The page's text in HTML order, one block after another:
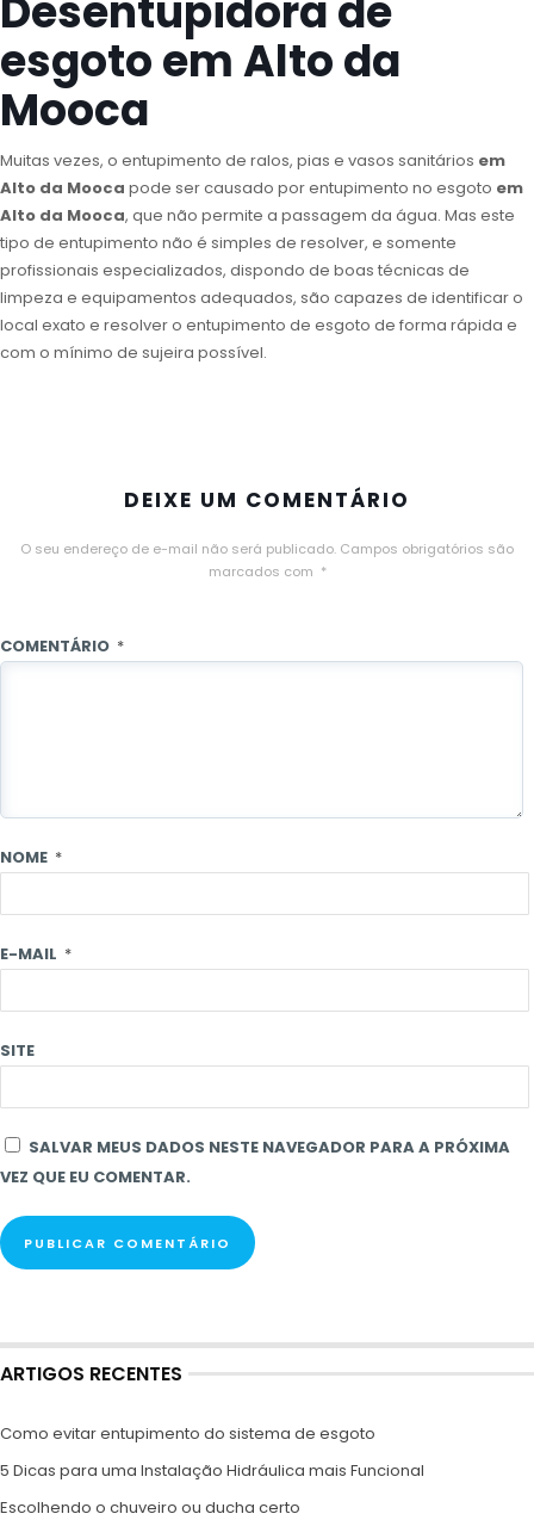
esgoto em Alto da
Mooca
Muitas vezes, o entupimento de ralos, pias e vasos sanitários em
Alto da Mooca pode ser causado por entupimento no esgoto em
Alto da Mooca, que não permite a passagem da água. Mas este
tipo de entupimento não é simples de resolver, e somente
profissionais especializados, dispondo de boas técnicas de
limpeza e equipamentos adequados, são capazes de identificar o
local exato e resolver o entupimento de esgoto de forma rápida e
com o mínimo de sujeira possível.
DEIXE UM COMENTÁRIO
O seu endereço de e-mail não será publicado. Campos obrigatórios são
marcados com *
COMENTÁRIO *
NOME *
E-MAIL *
SITE
SALVAR MEUS DADOS NESTE NAVEGADOR PARA A PRÓXIMA
VEZ QUE EU COMENTAR.
ARTIGOS RECENTES
Como evitar entupimento do sistema de esgoto
5 Dicas para uma Instalação Hidráulica mais Funcional
Escolhendo o chuveiro ou ducha certo